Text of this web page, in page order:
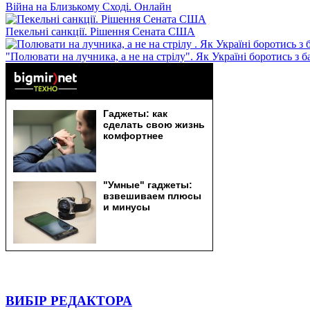
Війна на Близькому Сході. Онлайн
Пекельні санкції. Рішення Сената США
"Полювати на лучника, а не на стрілу". Як Україні боротись з
ВИБІР РЕДАКТОРА